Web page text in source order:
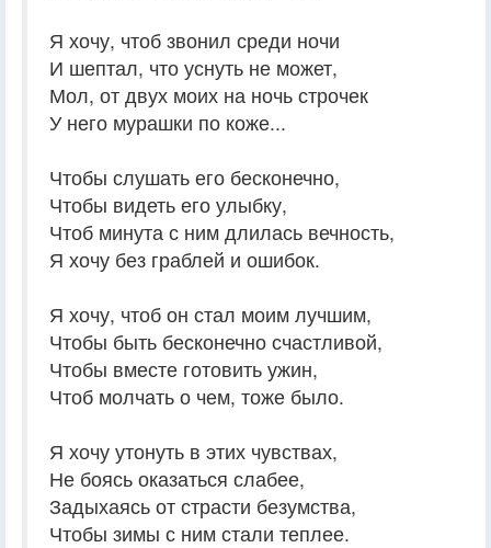
Я хочу, чтоб звонил среди ночи
И шептал, что уснуть не может,
Мол, от двух моих на ночь строчек
У него мурашки по коже...
Чтобы слушать его бесконечно,
Чтобы видеть его улыбку,
Чтоб минута с ним длилась вечность,
Я хочу без граблей и ошибок.
Я хочу, чтоб он стал моим лучшим,
Чтобы быть бесконечно счастливой,
Чтобы вместе готовить ужин,
Чтоб молчать о чем, тоже было.
Я хочу утонуть в этих чувствах,
Не боясь оказаться слабее,
Задыхаясь от страсти безумства,
Чтобы зимы с ним стали теплее.